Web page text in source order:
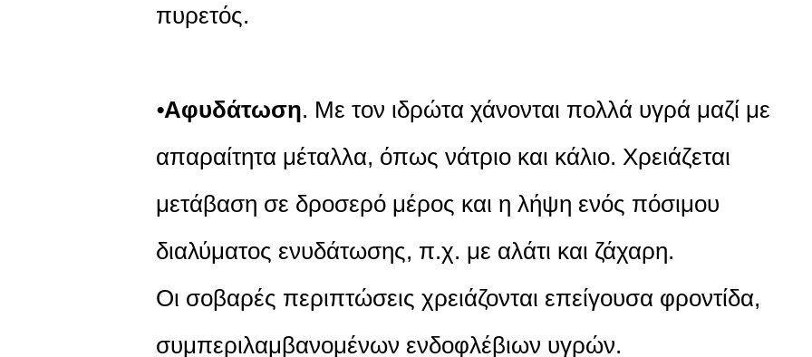
πυρετός.
⦁Αφυδάτωση. Με τον ιδρώτα χάνονται πολλά υγρά μαζί με
απαραίτητα μέταλλα, όπως νάτριο και κάλιο. Χρειάζεται
μετάβαση σε δροσερό μέρος και η λήψη ενός πόσιμου
διαλύματος ενυδάτωσης, π.χ. με αλάτι και ζάχαρη.
Οι σοβαρές περιπτώσεις χρειάζονται επείγουσα φροντίδα,
συμπεριλαμβανομένων ενδοφλέβιων υγρών.